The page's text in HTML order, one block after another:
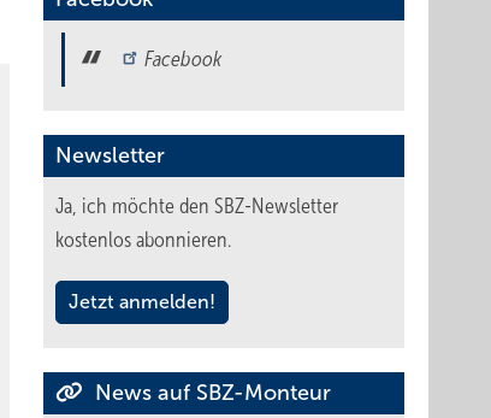
Facebook
Newsletter
Ja, ich möchte den SBZ-Newsletter
kostenlos abonnieren.
Jetzt anmelden!
News auf SBZ-Monteur